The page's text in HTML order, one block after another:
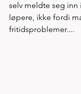
selv meldte seg
løpere, ikke fordi
fritidsproblemer....